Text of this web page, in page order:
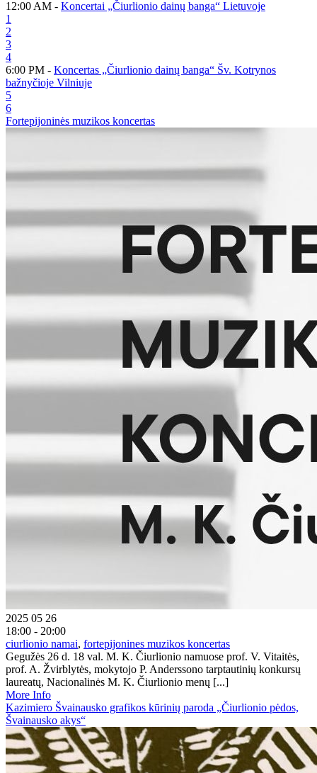
12:00 AM - Koncertai „Čiurlionio dainų banga“ Lietuvoje
1
2
3
4
6:00 PM - Koncertas „Čiurlionio dainų banga“ Šv. Kotrynos
bažnyčioje Vilniuje
5
6
Fortepijoninės muzikos koncertas
2025 05 26
18:00 - 20:00
ciurlionio namai, fortepijonines muzikos koncertas
Gegužės 26 d. 18 val. M. K. Čiurlionio namuose prof. V. Vitaitės,
prof. A. Žvirblytės, mokytojo P. Anderssono tarptautinių konkursų
laureatų, Nacionalinės M. K. Čiurlionio menų [...]
More Info
Kazimiero Švainausko grafikos kūrinių paroda „Čiurlionio pėdos,
Švainausko akys“